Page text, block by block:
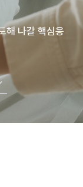
해 나갈 핵심응